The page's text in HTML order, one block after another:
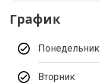
График
Понедельник
Вторник